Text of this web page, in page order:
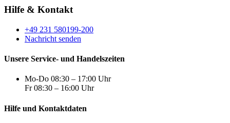
Hilfe & Kontakt
+49 231 580199-200
Nachricht senden
Unsere Service- und Handelszeiten
Mo-Do 08:30 – 17:00 Uhr
Fr 08:30 – 16:00 Uhr
Hilfe und Kontaktdaten